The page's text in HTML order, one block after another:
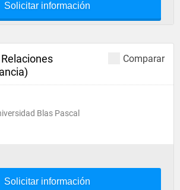
Solicitar información
Comparar
Blas Pascal
Solicitar información